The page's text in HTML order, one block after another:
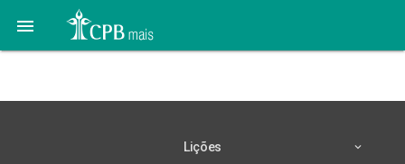

Lições